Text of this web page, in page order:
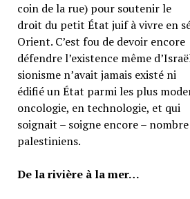
coin de la rue) pour soutenir le
droit du petit État juif à vivre en
Orient. C’est fou de devoir encore
défendre l’existence même
sionisme n’avait jamais existé ni
édifié un État parmi les plus
oncologie, en technologie, et qui
soignait – soigne encore –
palestiniens.
De la rivière à la mer…